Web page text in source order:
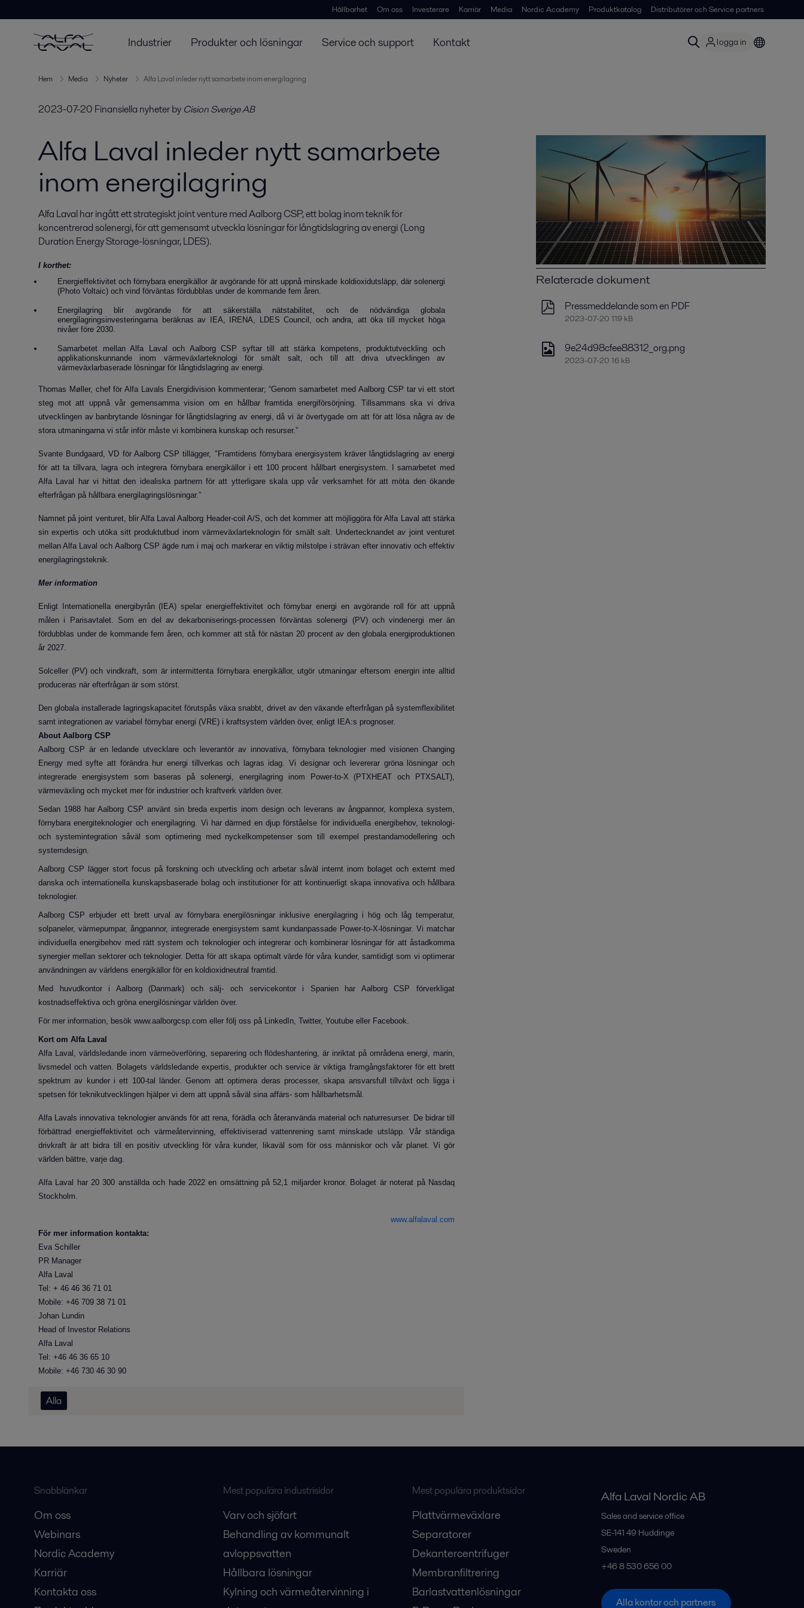
Hållbarhet Om oss Investerare Karriär Media Nordic Academy Produktkatalog Distributörer och Service partners
Industrier Produkter och lösningar Service och support Kontakt logga in
Hem Media Nyheter Alfa Laval inleder nytt samarbete inom energilagring
2023-07-20 Finansiella nyheterby Cision Sverige AB
Alfa Laval inleder nytt samarbete
inom energilagring
Alfa Laval har ingått ett strategiskt joint venture med Aalborg CSP, ett bolag inom teknik för
koncentrerad solenergi, för att gemensamt utveckla lösningar för långtidslagring av energi (Long
Duration Energy Storage-lösningar, LDES).
I korthet:
Energieffektivitet och förnybara energikällor är avgörande för att uppnå minskade koldioxidutsläpp, där solenergi
(Photo Voltaic) och vind förväntas fördubblas under de kommande fem åren.
Energilagring blir avgörande för att säkerställa nätstabilitet, och de nödvändiga globala
energilagringsinvesteringarna beräknas av IEA, IRENA, LDES Council, och andra, att öka till mycket höga
nivåer före 2030.
Samarbetet mellan Alfa Laval och Aalborg CSP syftar till att stärka kompetens, produktutveckling och
applikationskunnande inom värmeväxlarteknologi för smält salt, och till att driva utvecklingen av
värmeväxlarbaserade lösningar för långtidslagring av energi.
Thomas Møller, chef för Alfa Lavals Energidivision kommenterar; “Genom samarbetet med Aalborg CSP tar vi ett stort
steg mot att uppnå vår gemensamma vision om en hållbar framtida energiförsörjning. Tillsammans ska vi driva
utvecklingen av banbrytande lösningar för långtidslagring av energi, då vi är övertygade om att för att lösa några av de
stora utmaningarna vi står inför måste vi kombinera kunskap och resurser.”
Svante Bundgaard, VD för Aalborg CSP tillägger, "Framtidens förnybara energisystem kräver långtidslagring av energi
för att ta tillvara, lagra och integrera förnybara energikällor i ett 100 procent hållbart energisystem. I samarbetet med
Alfa Laval har vi hittat den idealiska partnern för att ytterligare skala upp vår verksamhet för att möta den ökande
efterfrågan på hållbara energilagringslösningar.”
Namnet på joint venturet, blir Alfa Laval Aalborg Header-coil A/S, och det kommer att möjliggöra för Alfa Laval att stärka
sin expertis och utöka sitt produktutbud inom värmeväxlarteknologin för smält salt. Undertecknandet av joint venturet
mellan Alfa Laval och Aalborg CSP ägde rum i maj och markerar en viktig milstolpe i strävan efter innovativ och effektiv
energilagringsteknik.
Mer information
Enligt Internationella energibyrån (IEA) spelar energieffektivitet och förnybar energi en avgörande roll för att uppnå
målen i Parisavtalet. Som en del av dekarboniserings-processen förväntas solenergi (PV) och vindenergi mer än
fördubblas under de kommande fem åren, och kommer att stå för nästan 20 procent av den globala energiproduktionen
år 2027.
Solceller (PV) och vindkraft, som är intermittenta förnybara energikällor, utgör utmaningar eftersom energin inte alltid
produceras när efterfrågan är som störst.
Den globala installerade lagringskapacitet förutspås växa snabbt, drivet av den växande efterfrågan på systemflexibilitet
samt integrationen av variabel förnybar energi (VRE) i kraftsystem världen över, enligt IEA:s prognoser.
About Aalborg CSP
Aalborg CSP är en ledande utvecklare och leverantör av innovativa, förnybara teknologier med visionen Changing
Energy med syfte att förändra hur energi tillverkas och lagras idag. Vi designar och levererar gröna lösningar och
integrerade energisystem som baseras på solenergi, energilagring inom Power-to-X (PTXHEAT och PTXSALT),
värmeväxling och mycket mer för industrier och kraftverk världen över.
Sedan 1988 har Aalborg CSP använt sin breda expertis inom design och leverans av ångpannor, komplexa system,
förnybara energiteknologier och energilagring. Vi har därmed en djup förståelse för individuella energibehov, teknologi-
och systemintegration såväl som optimering med nyckelkompetenser som till exempel prestandamodellering och
systemdesign.
Aalborg CSP lägger stort focus på forskning och utveckling och arbetar såväl internt inom bolaget och externt med
danska och internationella kunskapsbaserade bolag och institutioner för att kontinuerligt skapa innovativa och hållbara
teknologier.
Aalborg CSP erbjuder ett brett urval av förnybara energilösningar inklusive energilagring i hög och låg temperatur,
solpaneler, värmepumpar, ångpannor, integrerade energisystem samt kundanpassade Power-to-X-lösningar. Vi matchar
individuella energibehov med rätt system och teknologier och integrerar och kombinerar lösningar för att åstadkomma
synergier mellan sektorer och teknologier. Detta för att skapa optimalt värde för våra kunder, samtidigt som vi optimerar
användningen av världens energikällor för en koldioxidneutral framtid.
Med huvudkontor i Aalborg (Danmark) och sälj- och servicekontor i Spanien har Aalborg CSP förverkligat
kostnadseffektiva och gröna energilösningar världen över.
För mer information, besök www.aalborgcsp.com eller följ oss på LinkedIn, Twitter, Youtube eller Facebook.
Kort om Alfa Laval
Alfa Laval, världsledande inom värmeöverföring, separering och flödeshantering, är inriktat på områdena energi, marin,
livsmedel och vatten. Bolagets världsledande expertis, produkter och service är viktiga framgångsfaktorer för ett brett
spektrum av kunder i ett 100-tal länder. Genom att optimera deras processer, skapa ansvarsfull tillväxt och ligga i
spetsen för teknikutvecklingen hjälper vi dem att uppnå såväl sina affärs- som hållbarhetsmål.
Alfa Lavals innovativa teknologier används för att rena, förädla och återanvända material och naturresurser. De bidrar till
förbättrad energieffektivitet och värmeåtervinning, effektiviserad vattenrening samt minskade utsläpp. Vår ständiga
drivkraft är att bidra till en positiv utveckling för våra kunder, likaväl som för oss människor och vår planet. Vi gör
världen bättre, varje dag.
Alfa Laval har 20 300 anställda och hade 2022 en omsättning på 52,1 miljarder kronor. Bolaget är noterat på Nasdaq
Stockholm.
www.alfalaval.com
För mer information kontakta:
Eva Schiller
PR Manager
Alfa Laval
Tel: + 46 46 36 71 01
Mobile: +46 709 38 71 01
Johan Lundin
Head of Investor Relations
Alfa Laval
Tel: +46 46 36 65 10
Mobile: +46 730 46 30 90
Alla
Relaterade dokument
Pressmeddelande som en PDF
2023-07-20 119 kB
9e24d98cfee88312_org.png
2023-07-20 16 kB
Snabblänkar
Om oss
Webinars
Nordic Academy
Karriär
Kontakta oss
Mest populära industrisidor
Varv och sjöfart
Behandling av kommunalt
avloppsvatten
Hållbara lösningar
Kylning och värmeåtervinning i
Mest populära produktsidor
Plattvärmeväxlare
Separatorer
Dekantercentrifuger
Membranfiltrering
Barlastvattenlösningar
Alfa Laval Nordic AB
Sales and service office
SE-141 49 Huddinge
Sweden
+46 8 530 656 00
Alla kontor och partners